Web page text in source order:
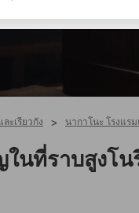
ะเรียวกัง > นากาโนะ โรงแรม
นที่ราบสูงโน